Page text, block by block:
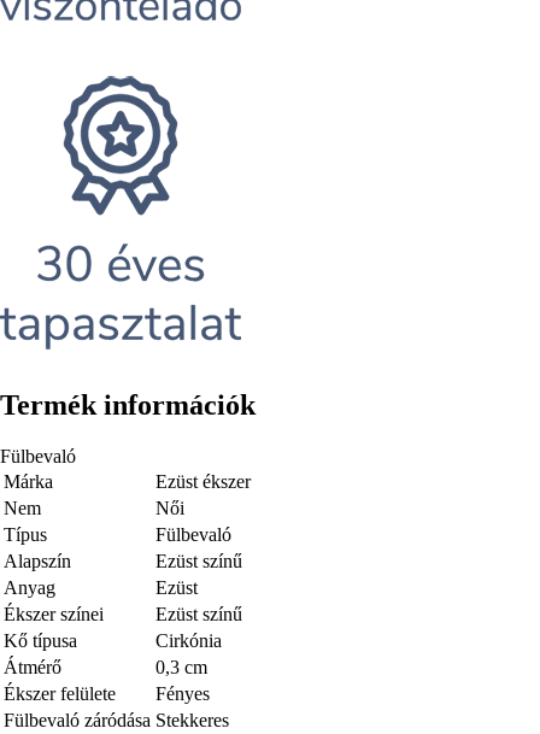
Termék információk
Fülbevaló
Márka
Ezüst ékszer
Nem
Női
Típus
Fülbevaló
Alapszín
Ezüst színű
Anyag
Ezüst
Ékszer színei
Ezüst színű
Kő típusa
Cirkónia
Átmérő
0,3 cm
Ékszer felülete
Fényes
Fülbevaló záródása Stekkeres